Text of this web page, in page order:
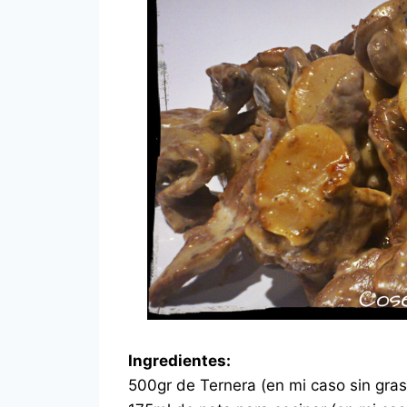
Ingredientes:
500gr de Ternera (en mi caso sin